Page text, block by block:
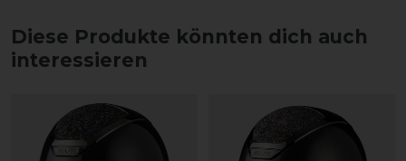
Diese Produkte könnten dich auch
interessieren